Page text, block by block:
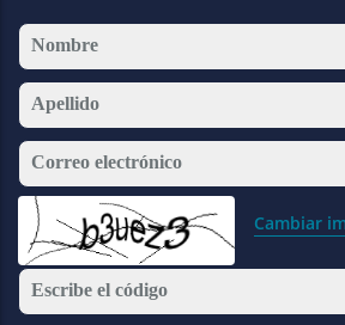
Nombre
Apellido
Correo electrónico
Cambiar
Escribe el código